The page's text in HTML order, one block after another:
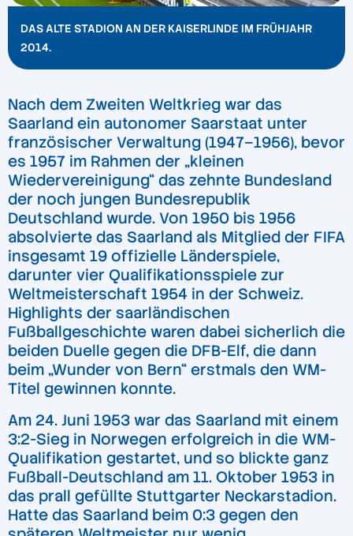
DAS ALTE STADION AN DER KAISERLINDE IM FRÜHJAHR
2014.
Nach dem Zweiten Weltkrieg war das
Saarland ein autonomer Saarstaat unter
französischer Verwaltung (1947–1956), bevor
es 1957 im Rahmen der „kleinen
Wiedervereinigung“ das zehnte Bundesland
der noch jungen Bundesrepublik
Deutschland wurde. Von 1950 bis 1956
absolvierte das Saarland als Mitglied der FIFA
insgesamt 19 offizielle Länderspiele,
darunter vier Qualifikationsspiele zur
Weltmeisterschaft 1954 in der Schweiz.
Highlights der saarländischen
Fußballgeschichte waren dabei sicherlich die
beiden Duelle gegen die DFB-Elf, die dann
beim „Wunder von Bern“ erstmals den WM-
Titel gewinnen konnte.
Am 24. Juni 1953 war das Saarland mit einem
3:2-Sieg in Norwegen erfolgreich in die WM-
Qualifikation gestartet, und so blickte ganz
Fußball-Deutschland am 11. Oktober 1953 in
das prall gefüllte Stuttgarter Neckarstadion.
Hatte das Saarland beim 0:3 gegen den